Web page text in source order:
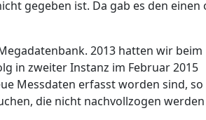
gegeben ist. Da gab es den einen
2013 hatten wir beim
in zweiter Instanz im Februar 2015
Messdaten erfasst worden sind, so
die nicht nachvollzogen